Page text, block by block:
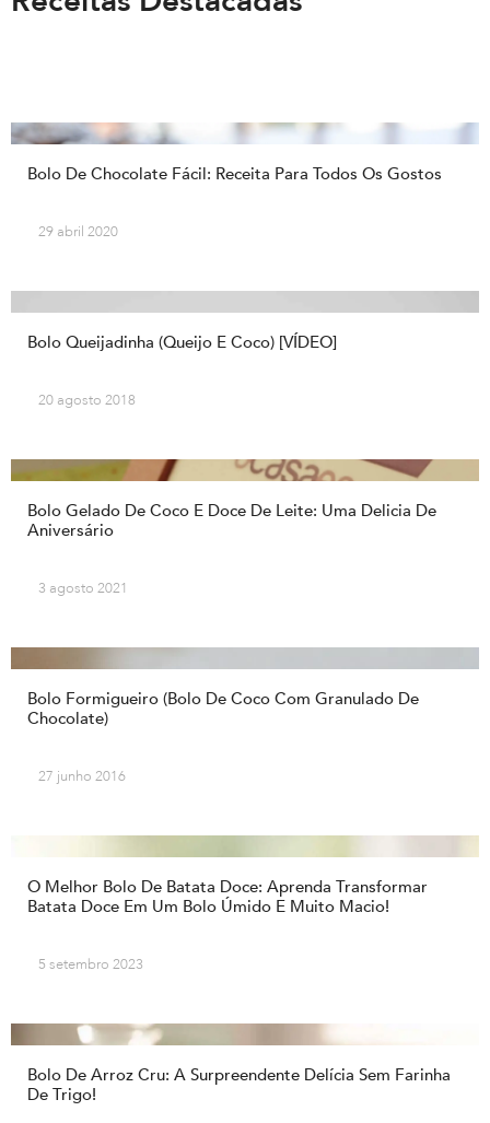
Bolo De Chocolate Fácil: Receita Para Todos Os Gostos
29 abril 2020
Bolo Queijadinha (Queijo E Coco) [VÍDEO]
20 agosto 2018
Bolo Gelado De Coco E Doce De Leite: Uma Delicia De
Aniversário
3 agosto 2021
Bolo Formigueiro (Bolo De Coco Com Granulado De
Chocolate)
27 junho 2016
O Melhor Bolo De Batata Doce: Aprenda Transformar
Batata Doce Em Um Bolo Úmido E Muito Macio!
5 setembro 2023
Bolo De Arroz Cru: A Surpreendente Delícia Sem Farinha
De Trigo!